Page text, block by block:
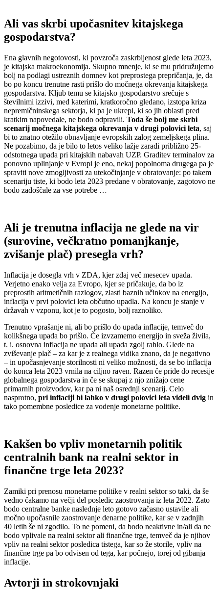
Ali vas skrbi upočasnitev kitajskega
gospodarstva?
Ena glavnih negotovosti, ki povzroča zaskrbljenost glede leta 2023,
je kitajska makroekonomija. Skupno mnenje, ki se mu pridružujemo
bolj na podlagi ustreznih domnev kot preprostega prepričanja, je, da
bo po koncu trenutne rasti prišlo do močnega okrevanja kitajskega
gospodarstva. Kljub temu se kitajsko gospodarstvo srečuje s
številnimi izzivi, med katerimi, kratkoročno gledano, izstopa kriza
nepremičninskega sektorja, ki pa je ukrepi, ki so jih oblasti pred
kratkim napovedale, ne bodo odpravili. Toda še bolj me skrbi
scenarij močnega kitajskega okrevanja v drugi polovici leta, saj
bi to znatno otežilo obnavljanje evropskih zalog zemeljskega plina.
Ne pozabimo, da je bilo to letos veliko lažje zaradi približno 25-
odstotnega upada pri kitajskih nabavah UZP. Graditev terminalov za
ponovno uplinjanje v Evropi je eno, nekaj popolnoma drugega pa je
spraviti nove zmogljivosti za utekočinjanje v obratovanje: po takem
scenariju tiste, ki bodo leta 2023 predane v obratovanje, zagotovo ne
bodo zadoščale za vse potrebe …
Ali je trenutna inflacija ne glede na vir
(surovine, večkratno pomanjkanje,
zvišanje plač) presegla vrh?
Inflacija je dosegla vrh v ZDA, kjer zdaj več mesecev upada.
Verjetno enako velja za Evropo, kjer se pričakuje, da bo iz
preprostih aritmetičnih razlogov, zlasti baznih učinkov na energijo,
inflacija v prvi polovici leta občutno upadla. Na koncu je stanje v
državah v vzponu, kot je to pogosto, bolj raznoliko.
Trenutno vprašanje ni, ali bo prišlo do upada inflacije, temveč do
kolikšnega upada bo prišlo. Če izvzamemo energijo in sveža živila,
t. i. osnovna inflacija ne upada ali upada zgolj rahlo. Glede na
zviševanje plač – za kar je z realnega vidika znano, da je negativno
– in upočasnjevanje storilnosti ni veliko možnosti, da se bo inflacija
do konca leta 2023 vrnila na ciljno raven. Razen če pride do recesije
globalnega gospodarstva in če se skupaj z njo znižajo cene
primarnih proizvodov, kar pa ni naš osrednji scenarij. Celo
nasprotno, pri inflaciji bi lahko v drugi polovici leta videli dvig in
tako pomembne posledice za vodenje monetarne politike.
Kakšen bo vpliv monetarnih politik
centralnih bank na realni sektor in
finančne trge leta 2023?
Zamiki pri prenosu monetarne politike v realni sektor so taki, da še
vedno čakamo na večji del posledic zaostrovanja iz leta 2022. Zato
bodo centralne banke naslednje leto gotovo začasno ustavile ali
močno upočasnile zaostrovanje denarne politike, kar se v zadnjih
40 letih še ni zgodilo. To ne pomeni, da bodo neaktivne in/ali da ne
bodo vplivale na realni sektor ali finančne trge, temveč da je njihov
vpliv na realni sektor posledica tistega, kar so že storile, vpliv na
finančne trge pa bo odvisen od tega, kar počnejo, torej od gibanja
inflacije.
Avtorji in strokovnjaki